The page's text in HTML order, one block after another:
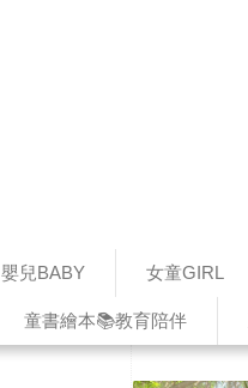
嬰兒BABY 女童GIRL
童書繪本📚教育陪伴